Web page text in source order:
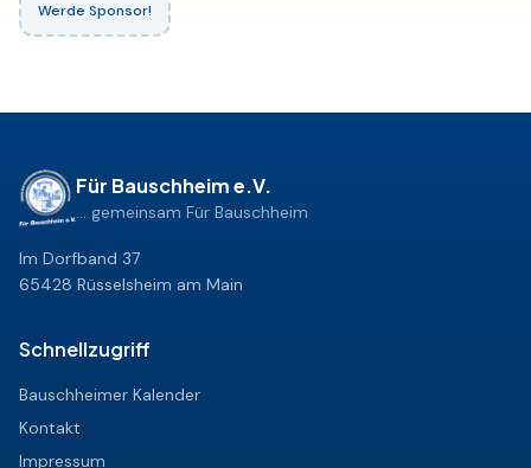
Werde Sponsor!
Für Bauschheim e.V.
... gemeinsam Für Bauschheim
Im Dorfband 37
65428 Rüsselsheim am Main
Schnellzugriff
Bauschheimer Kalender
Kontakt
Impressum